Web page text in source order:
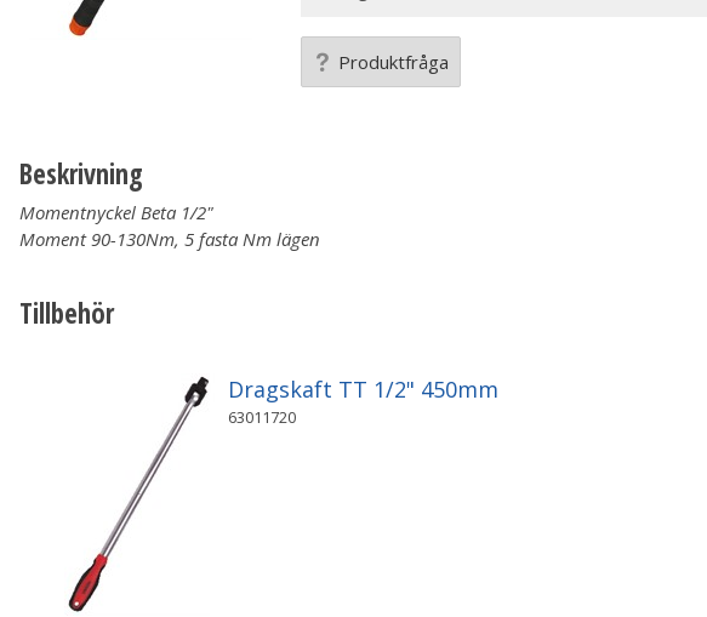
Produktfråga
Beskrivning
Momentnyckel Beta 1/2"
Moment 90-130Nm, 5 fasta Nm lägen
Tillbehör
Dragskaft TT 1/2" 450mm
63011720